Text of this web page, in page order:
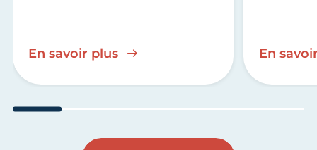
En savoir plus En